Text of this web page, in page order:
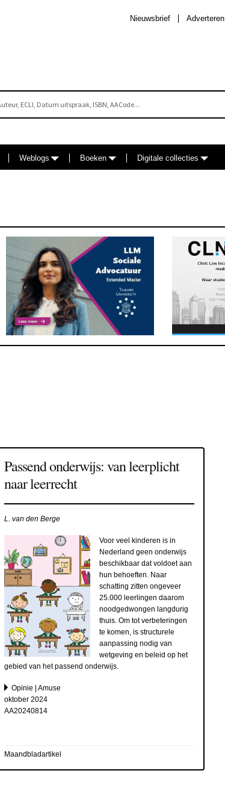
Adverteren
Nieuwsbrief
Weblogs Boeken Digitale collecties
Passend onderwijs: van leerplicht
naar leerrecht
L. van den Berge
Voor veel kinderen is in
Nederland geen onderwijs
beschikbaar dat voldoet aan
hun behoeften. Naar
schatting zitten ongeveer
25.000 leerlingen daarom
noodgedwongen langdurig
thuis. Om tot verbeteringen
te komen, is structurele
aanpassing nodig van
wetgeving en beleid op het
gebied van het passend onderwijs.
Opinie | Amuse
oktober 2024
AA20240814
Maandbladartikel